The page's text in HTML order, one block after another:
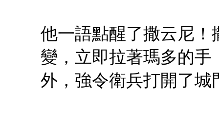
他一語點醒了撒云尼
變，立即拉著瑪多的
外，強令衛兵打開了城